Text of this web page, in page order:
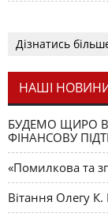
Дізнатись
НАШІ
БУДЕМО ЩИРО
ФІНАНСОВУ
«Помилкова та
Вітання Олегу К.